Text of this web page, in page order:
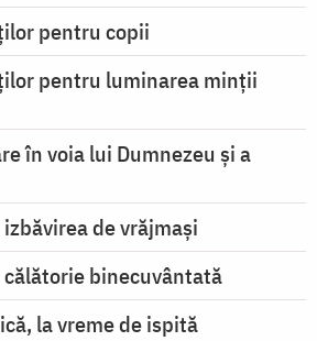
pentru copii
pentru luminarea minţii
în voia lui Dumnezeu şi a
de vrăjmași
binecuvântată
la vreme de ispită